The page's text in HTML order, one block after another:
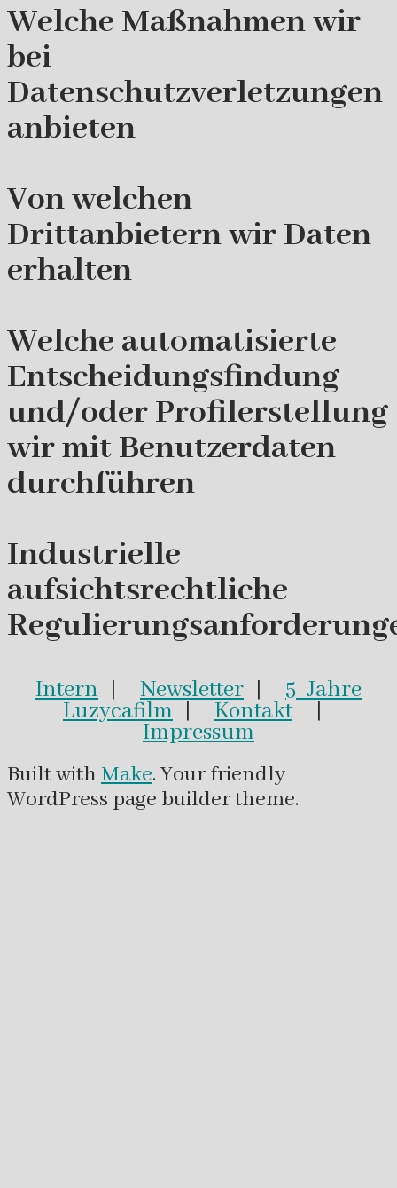
Welche Maßnahmen wir
bei
Datenschutzverletzungen
anbieten
Von welchen
Drittanbietern wir Daten
erhalten
Welche automatisierte
Entscheidungsfindung
und/oder Profilerstellung
wir mit Benutzerdaten
durchführen
Industrielle
aufsichtsrechtliche
Intern | Newsletter | 5 Jahre
Luzycafilm | Kontakt|
Impressum
Built withMake. Your friendly
WordPress page builder theme.